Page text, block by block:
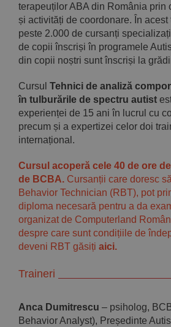
terapeuților ABA din România prin
și activități de coordonare. În acest
peste 2.000 de cursanți
de copii înscriși în programele
din copii noștri sunt înscriși la
Cursul Tehnici de analiză
în tulburările de spectru autist
experienței de 15 ani în lucrul cu
precum și a expertizei celor doi
internațional.
Cursul acoperă cele 40 de ore
de BCBA. Cursanții care doresc
Behavior Technician (RBT), pot
diploma necesară pentru a da
organizat de Computerland
despre care sunt condițiile de
deveni RBT găsiți aici.
Traineri
Anca Dumitrescu – psiholog,
Behavior Analyst), Președinte